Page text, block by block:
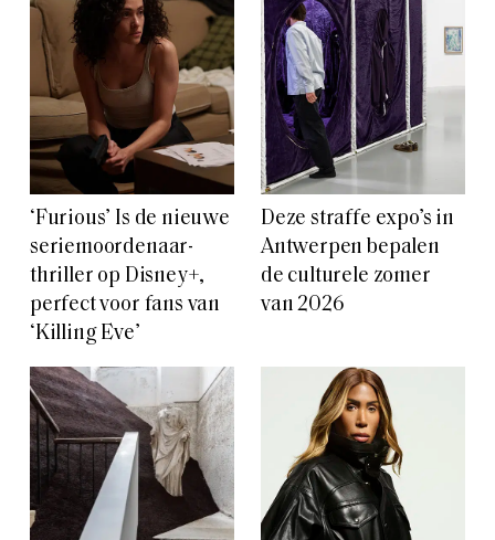
‘Furious’ Is de nieuwe
seriemoordenaar-
thriller op Disney+,
perfect voor fans van
‘Killing Eve’
Deze straffe expo’s in
Antwerpen bepalen
de culturele zomer
van 2026